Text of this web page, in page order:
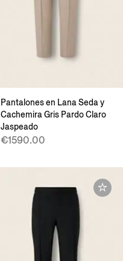
Pantalones en Lana Seda y
Cachemira Gris Pardo Claro
Jaspeado
€1590.00